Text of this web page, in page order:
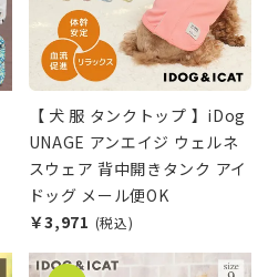
【 犬 服 タンクトップ 】iDog
UNAGE アンエイジ ウェルネ
スウェア 背中開きタンク アイ
ドッグ メール便OK
￥3,971 (税込)